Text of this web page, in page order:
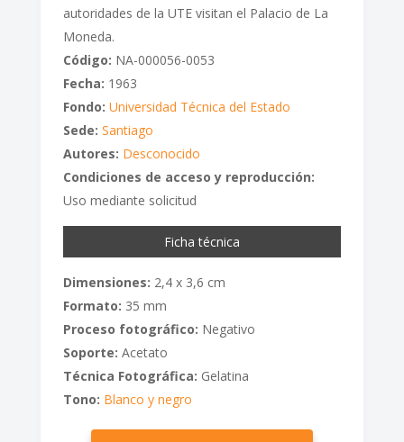
autoridades de la UTE visitan el Palacio de La
Moneda.
Código: NA-000056-0053
Fecha: 1963
Fondo: Universidad Técnica del Estado
Sede: Santiago
Autores: Desconocido
Condiciones de acceso y reproducción:
Uso mediante solicitud
Ficha técnica
Dimensiones: 2,4 x 3,6 cm
Formato: 35 mm
Proceso fotográfico: Negativo
Soporte: Acetato
Técnica Fotográfica: Gelatina
Tono: Blanco y negro